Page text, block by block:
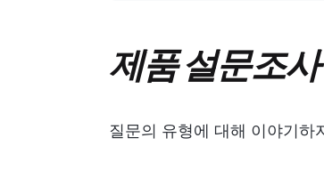
제품 설문조
질문의 유형에 대해 이야기하